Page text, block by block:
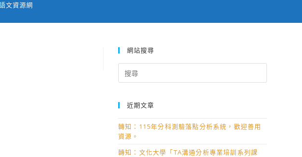
文資源網
網站搜尋
for:
近期文章
轉知：115年分科測驗落點分析系統，歡迎善用
資源。
轉知：文化大學「TA溝通分析專業培訓系列課